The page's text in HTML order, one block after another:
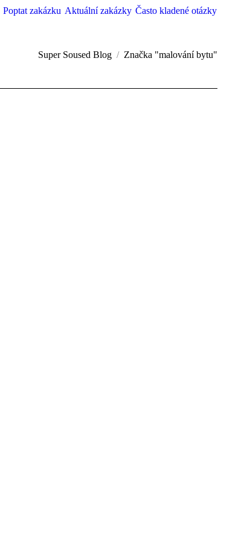
Poptat zakázku Aktuální zakázky Často kladené otázky
Super Soused Blog Značka "malování bytu"